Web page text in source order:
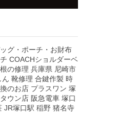
グ・ポーチ・お財布
COACHショルダーベ
の修理 兵庫県 尼崎市
ん 靴修理 合鍵作製 時
のお店 プラスワン 塚
ウン店 阪急電車 塚口
JR塚口駅 稲野 猪名寺